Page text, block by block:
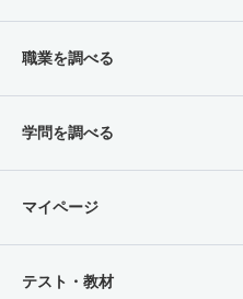
職業を調べる
学問を調べる
マイページ
テスト・教材